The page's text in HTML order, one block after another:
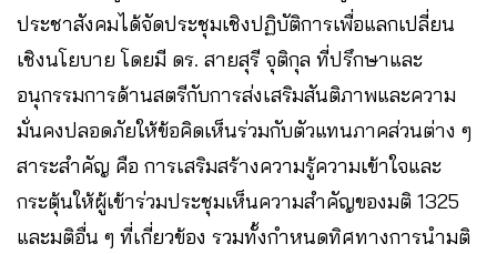
ประชาสังคมได้จัดประชุมเชิงปฏิบัติการเพื่อแลกเปลี่ยน
เชิงนโยบาย โดยมี ดร. สายสุรี จุติกุล ที่ปรึกษาและ
อนุกรรมการด้านสตรีกับการส่งเสริมสันติภาพและความ
มั่นคงปลอดภัยให้ข้อคิดเห็นร่วมกับตัวแทนภาคส่วนต่าง ๆ
สาระสำคัญ คือ การเสริมสร้างความรู้ความเข้าใจและ
กระตุ้นให้ผู้เข้าร่วมประชุมเห็นความสำคัญของมติ 1325
และมติอื่น ๆ ที่เกี่ยวข้อง รวมทั้งกำหนดทิศทางการนำมติ